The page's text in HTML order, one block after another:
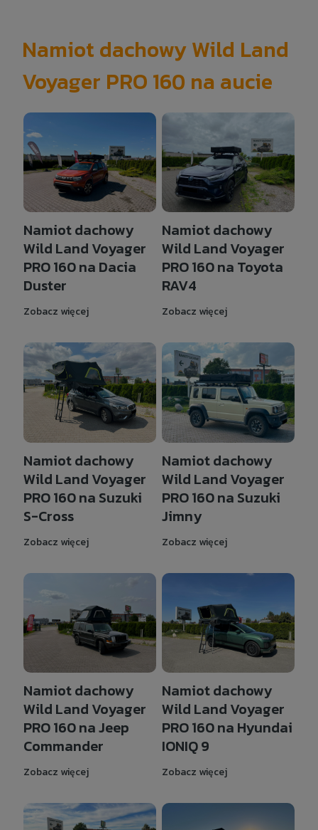
Namiot dachowy Wild Land
Voyager PRO 160 na aucie
Namiot dachowy
Wild Land Voyager
PRO 160 na Dacia
Duster
Zobacz więcej
Namiot dachowy
Wild Land Voyager
PRO 160 na Toyota
RAV4
Zobacz więcej
Namiot dachowy
Wild Land Voyager
PRO 160 na Suzuki
S-Cross
Zobacz więcej
Namiot dachowy
Wild Land Voyager
PRO 160 na Suzuki
Jimny
Zobacz więcej
Namiot dachowy
Wild Land Voyager
PRO 160 na Jeep
Commander
Zobacz więcej
Namiot dachowy
Wild Land Voyager
PRO 160 na Hyundai
IONIQ 9
Zobacz więcej